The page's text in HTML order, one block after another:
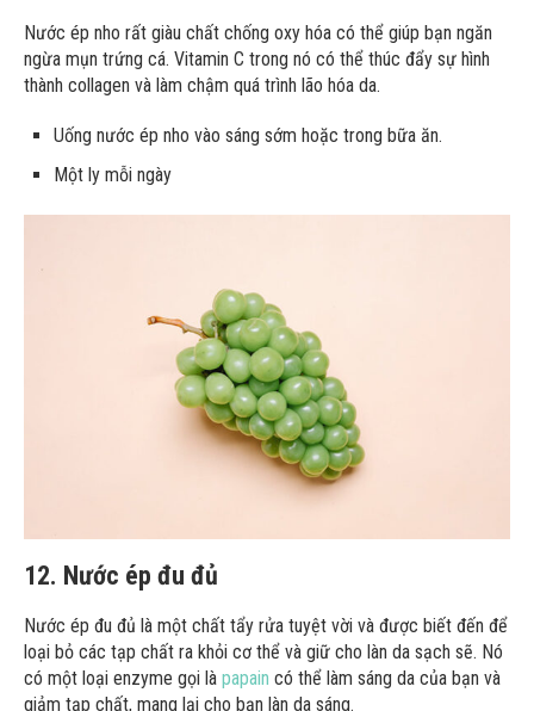
Nước ép nho rất giàu chất chống oxy hóa có thể giúp bạn ngăn
ngừa mụn trứng cá. Vitamin C trong nó có thể thúc đẩy sự hình
thành collagen và làm chậm quá trình lão hóa da.
Uống nước ép nho vào sáng sớm hoặc trong bữa ăn.
Một ly mỗi ngày
12. Nước ép đu đủ
Nước ép đu đủ là một chất tẩy rửa tuyệt vời và được biết đến để
loại bỏ các tạp chất ra khỏi cơ thể và giữ cho làn da sạch sẽ. Nó
có một loại enzyme gọi là papain có thể làm sáng da của bạn và
giảm tạp chất, mang lại cho bạn làn da sáng.